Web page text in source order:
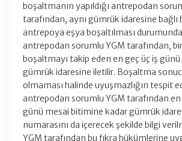
boşaltmanın yapıldığı antrepodan
tarafından, aynı gümrük idaresine bağlı
antrepoya eşya boşaltılması
antrepodan sorumlu YGM tarafından,
boşaltmayı takip eden en geç üç iş günü
gümrük idaresine iletilir. Boşaltma
olmaması halinde uyuşmazlığın tespit
antrepodan sorumlu YGM tarafından
günü mesai bitimine kadar gümrük
numarasını da içerecek şekilde bilgi
YGM tarafından bu fıkra hükümlerine